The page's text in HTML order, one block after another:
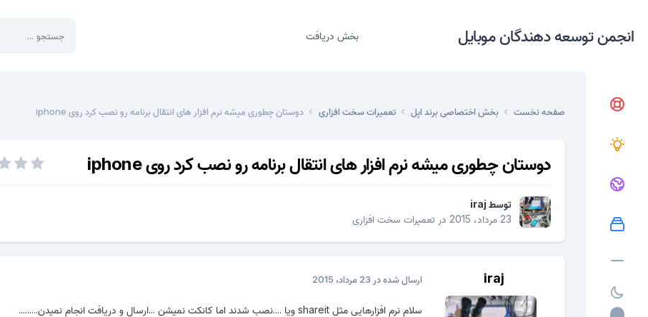
انجمن توسعه دهندگان موبایل بخش دریافت
صفحه نخست بخش اختصاصی برند اپل تعمیرات سخت افزاری دوستان چطوری میشه نرم افزار های انتقال برنامه رو نصب کرد روی iphone
دوستان چطوری میشه نرم افزار های انتقال برنامه رو نصب کرد روی iphone
توسط iraj
23 مرداد، 2015
در تعمیرات سخت افزاری
iraj ارسال شده در 23 مرداد، 2015
سلام نرم افزارهایی مثل shareit ویا ....نصب شدند اما کانکت نمیشن ...ارسال و دریافت انجام نمیدن.........